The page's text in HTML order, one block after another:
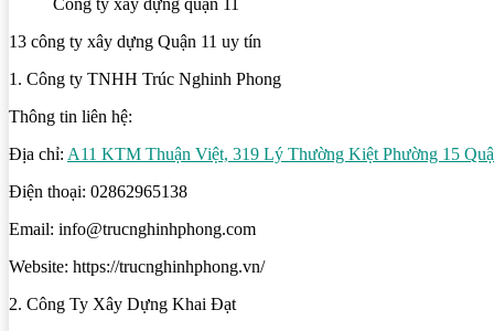
Công ty xây dựng quận 11
13 công ty xây dựng Quận 11 uy tín
1. Công ty TNHH Trúc Nghinh Phong
Thông tin liên hệ:
Địa chỉ: A11 KTM Thuận Việt, 319 Lý Thường Kiệt Phường 15
Điện thoại: 02862965138
Email: info@trucnghinhphong.com
Website: https://trucnghinhphong.vn/
2. Công Ty Xây Dựng Khai Đạt